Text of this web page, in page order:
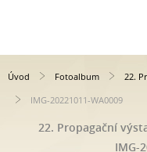
Úvod Fotoalbum
22.
IMG-20221011-WA0009
22. Propagační
IMG-